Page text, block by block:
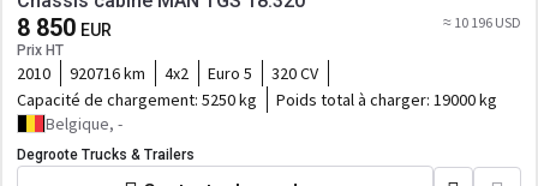
8 850 EUR
Prix HT
≈ 10 196 USD
2010 920716 km 4x2 Euro 5
320 CV
Capacité de chargement: 5250 kg Poids total à charger: 19000 kg
Belgique, -
Degroote Trucks & Trailers